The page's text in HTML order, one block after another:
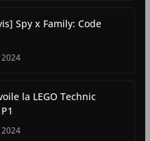
Spy x Family: Code
la LEGO Technic